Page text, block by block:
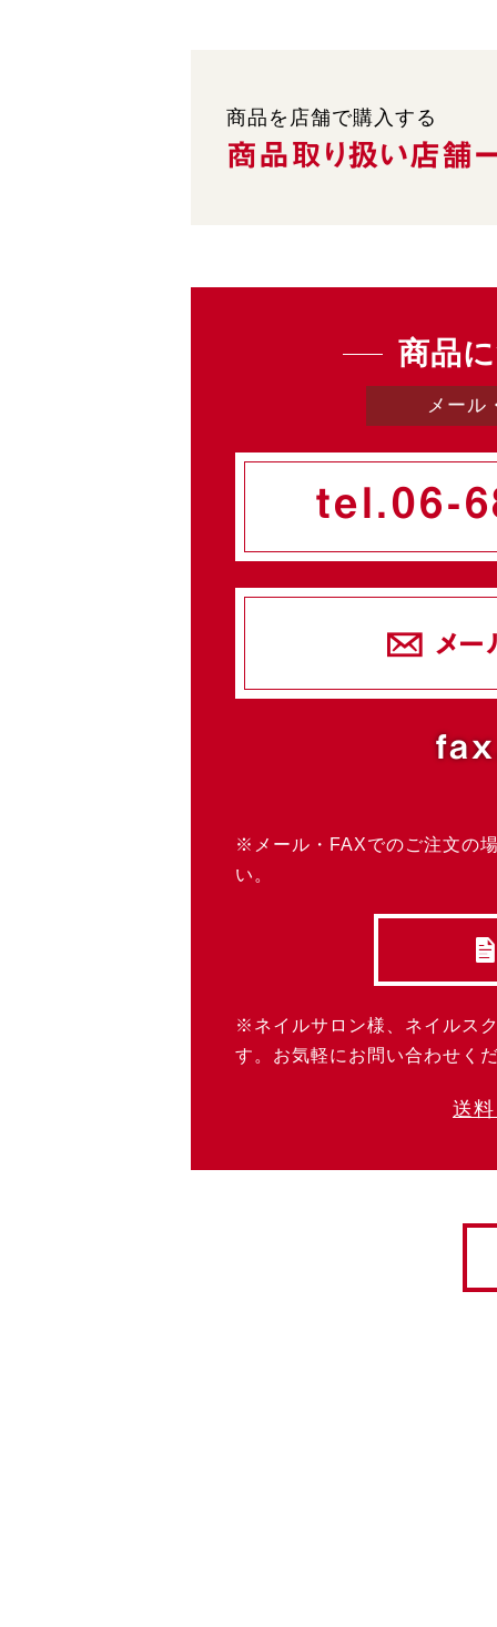
商品を店舗で購入する
商品取り扱い店舗
商品
メール
tel.06-
メ
※メール・FAXでのご注文の
い。
※ネイルサロン様、ネイルス
す。お気軽にお問い合わせく
送